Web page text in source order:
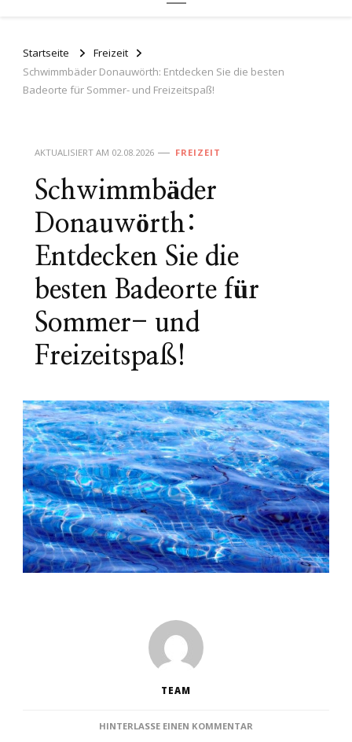
Startseite
Freizeit
Schwimmbäder Donauwörth: Entdecken Sie die besten
Badeorte für Sommer- und Freizeitspaß!
AKTUALISIERT AM 02.08.2026 FREIZEIT
Schwimmbäder
Donauwörth:
Entdecken Sie die
besten Badeorte für
Sommer- und
Freizeitspaß!
TEAM
HINTERLASSE EINEN KOMMENTAR